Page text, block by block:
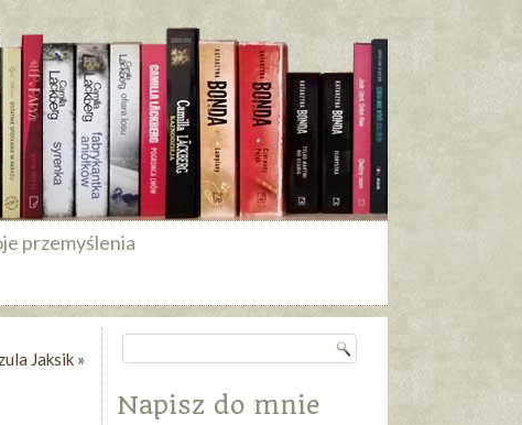
przemyślenia
Jaksik »
Napisz do mnie